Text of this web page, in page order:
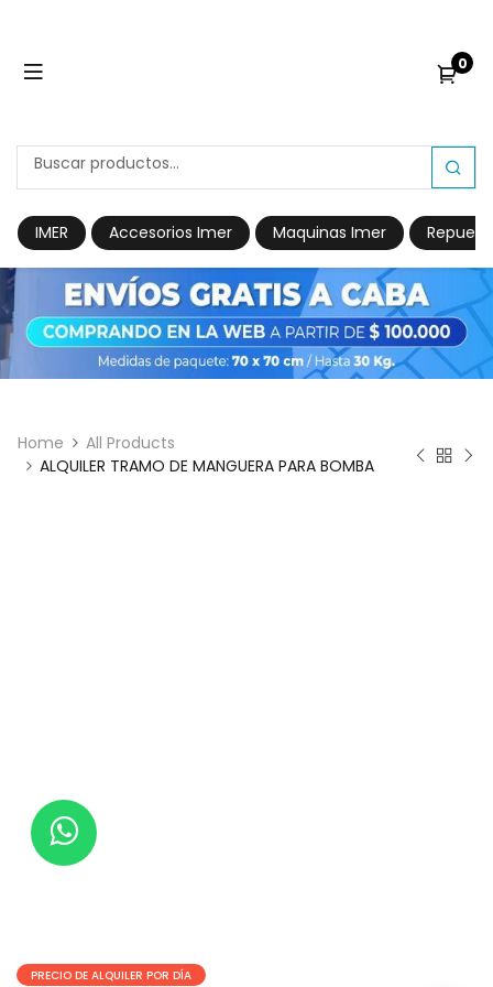
0
IMER Accesorios Imer Maquinas Imer
Home
All Products
ALQUILER TRAMO DE MANGUERA PARA BOMBA
PRECIO DE ALQUILER POR DÍA